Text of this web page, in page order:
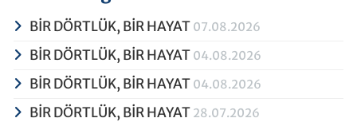
BİR DÖRTLÜK, BİR HAYAT 07.08.2026
BİR DÖRTLÜK, BİR HAYAT 04.08.2026
BİR DÖRTLÜK, BİR HAYAT 04.08.2026
BİR DÖRTLÜK, BİR HAYAT 28.07.2026